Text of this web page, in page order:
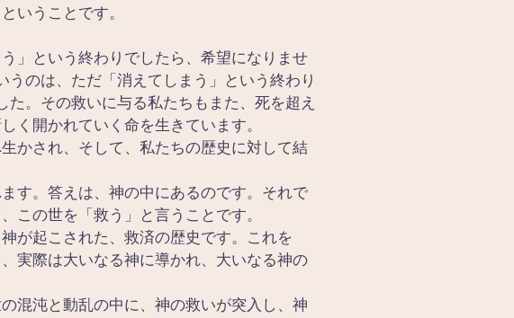
いうことです。
」という終わりでしたら、希望になりませ
のは、ただ「消えてしまう」という終わり
。その救いに与る私たちもまた、死を超え
く開かれていく命を生きています。
かされ、そして、私たちの歴史に対して結
す。答えは、神の中にあるのです。それで
この世を「救う」と言うことです。
が起こされた、救済の歴史です。これを
実際は大いなる神に導かれ、大いなる神の
混沌と動乱の中に、神の救いが突入し、神